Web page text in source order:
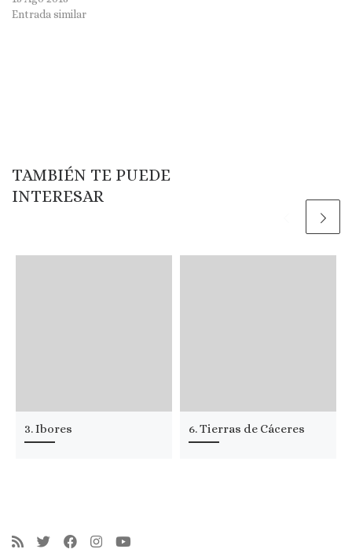
Entrada similar
TAMBIÉN TE PUEDE
INTERESAR
3. Ibores 6. Tierras de Cáceres